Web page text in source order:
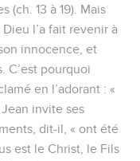
(ch. 13 à 19). Mais
l’a fait revenir à
innocence, et
C’est pourquoi
en l’adorant : «
invite ses
dit-il, « ont été
est le Christ, le Fils